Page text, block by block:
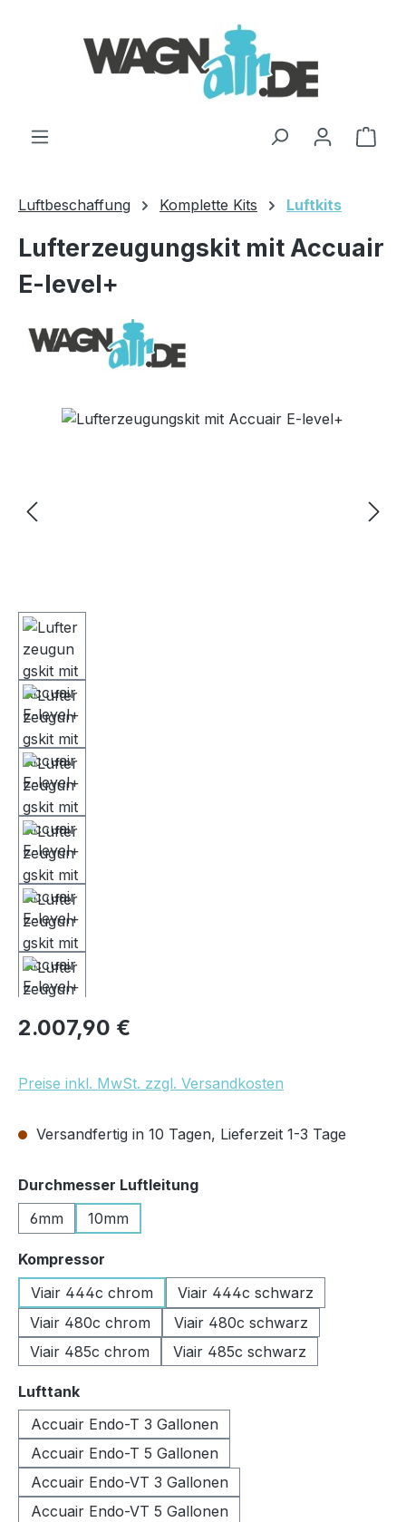
Luftbeschaffung Komplette Kits Luftkits
Lufterzeugungskit mit Accuair
E-level+
Bildergalerie überspringen
Regulärer Preis:
2.007,90 €
Preise inkl. MwSt. zzgl. Versandkosten
Versandfertig in 10 Tagen, Lieferzeit 1-3 Tage
Durchmesser Luftleitungauswählen
6mm
10mm
Kompressor
Viair 444c chrom
Viair 444c schwarz
Viair 480c chrom
Viair 480c schwarz
Viair 485c chrom
Viair 485c schwarz
Lufttankauswählen
Accuair Endo-T 3 Gallonen
Accuair Endo-T 5 Gallonen
Accuair Endo-VT 3 Gallonen
Accuair Endo-VT 5 Gallonen